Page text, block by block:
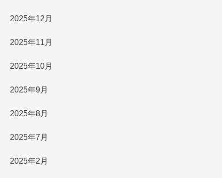
2025年12月
2025年11月
2025年10月
2025年9月
2025年8月
2025年7月
2025年2月